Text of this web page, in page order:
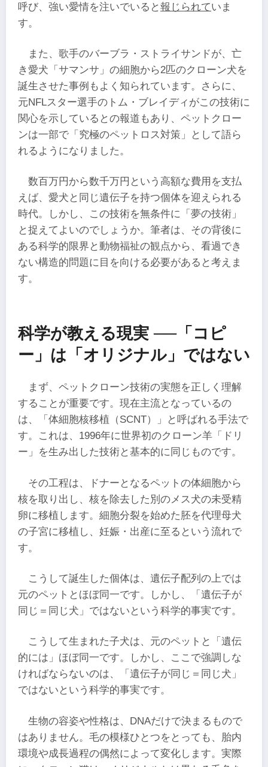
呼び、強い愛情を注いでいると報じられていま
す。
また、歌手のバーブラ・ストライサンドが、亡
き愛犬「サマンサ」の細胞から2匹のクローン犬を
誕生させた事例もよく知られています。さらに、
元NFLスター選手のトム・ブレイディがこの技術に
関心を示しているとの報道もあり、ペットクロー
ンは一部で「究極のペットロス対策」として語ら
れるようになりました。
数百万円から数千万円という高額な費用を支払
えば、愛犬と同じ遺伝子を持つ個体を迎えられる
時代。しかし、この技術を無条件に「夢の技術」
と捉えてよいのでしょうか。筆者は、その背後に
ある科学的限界と動物福祉の観点から、看過でき
ない構造的問題に目を向ける必要があると考えま
す。
科学が教える現実 ──「コピ
ー」は「オリジナル」ではない
まず、ペットクローン技術の実態を正しく理解
することが重要です。現在主流となっているの
は、「体細胞核移植（SCNT）」と呼ばれる手法で
す。これは、1996年に世界初のクローン羊「ドリ
ー」を生み出した技術と基本的に同じものです。
その工程は、ドナーとなるペットの体細胞から
核を取り出し、核を除去した別のメス犬の未受精
卵に移植します。細胞分裂を始めた胚を代理母犬
の子宮に移植し、妊娠・出産に至るという流れで
す。
こうして誕生した個体は、遺伝子配列の上では
元のペットとほぼ同一です。しかし、「遺伝子が
同じ＝同じ犬」ではないという科学的事実です。
こうして生まれた子犬は、元のペットと「遺伝
的には」ほぼ同一です。しかし、ここで強調しな
ければならないのは、「遺伝子が同じ＝同じ犬」
ではないという科学的事実です。
生物の容姿や性格は、DNAだけで決まるもので
はありません。毛の模様ひとつをとっても、胎内
環境や成長過程の偶然によって変化します。実際